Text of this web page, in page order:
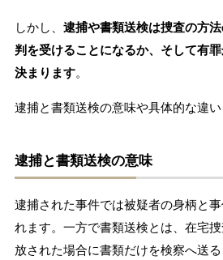
しかし、 逮捕や書類送検は捜査の方
判を受けることになるか、そして有
決まります。
逮捕と書類送検の意味や具体的な違い
逮捕と書類送検の意味
逮捕された事件では被疑者の身柄と
れます。一方で書類送検とは、在宅
放された場合に書類だけを検察へ送る